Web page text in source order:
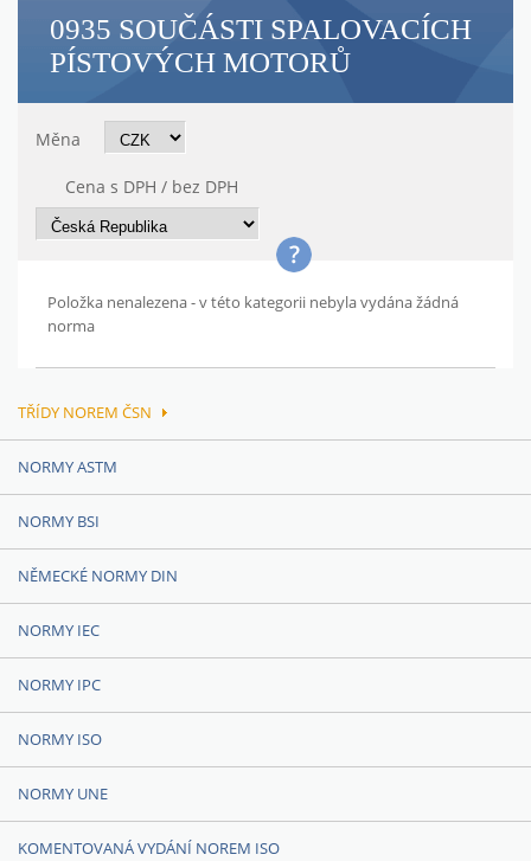
0935 SOUČÁSTI SPALOVACÍCH
PÍSTOVÝCH MOTORŮ
Měna
Cena s DPH / bez DPH
Položka nenalezena - v této kategorii nebyla vydána žádná
norma
TŘÍDY NOREM ČSN
NORMY ASTM
NORMY BSI
NĚMECKÉ NORMY DIN
NORMY IEC
NORMY IPC
NORMY ISO
NORMY UNE
KOMENTOVANÁ VYDÁNÍ NOREM ISO